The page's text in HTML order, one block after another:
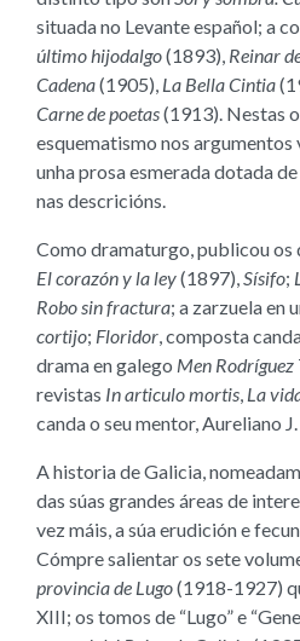
situada no Levante español; a
último hijodalgo(1893), Reinar
Cadena(1905), La Bella Cintia
Carne de poetas(1913). Nestas
esquematismo nos argumentos
unha prosa esmerada dotada
nas descricións.
Como dramaturgo, publicou os
El corazón y la ley(1897),Sísifo;
Robo sin fractura; a zarzuela en
cortijo; Floridor, composta
drama en galego Men Rodríguez
revistas In articulo mortis, La
canda o seu mentor, Aureliano
A historia de Galicia,
das súas grandes áreas de
vez máis, a súa erudición e
Cómpre salientar os sete
provincia de Lugo(1918-1927)
XIII; os tomos de “Lugo” e